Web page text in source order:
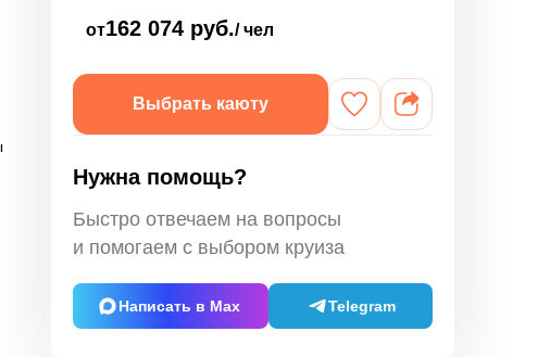
от162 074 руб./ чел
Выбрать каюту
Нужна помощь?
Быстро отвечаем на вопросы
и помогаем с выбором круиза
Написать в Max Telegram